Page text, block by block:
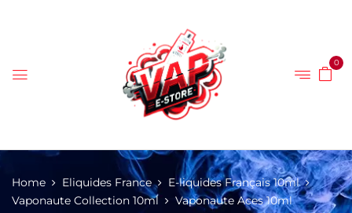
0
Home Eliquides France
E-liquides Français 10ml
Vaponaute Collection 10ml
Vaponaute Aces 10ml